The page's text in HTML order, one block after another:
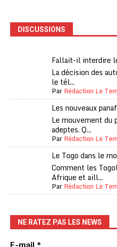
DISCUSSIONS
Fallait-il interdire
La décision des
le tél...
ParRédaction Le
Les nouveaux
Le mouvement du
adeptes. Q...
ParRédaction Le
Le Togo dans le
Comment les
Afrique et aill...
ParRédaction Le
NE RATEZ PAS LES NEWS